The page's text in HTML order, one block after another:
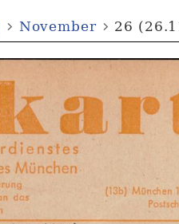
November 26